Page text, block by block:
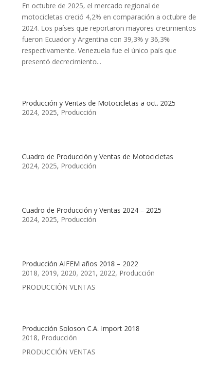
En octubre de 2025, el mercado regional de
motocicletas creció 4,2% en comparación a octubre de
2024. Los países que reportaron mayores crecimientos
fueron Ecuador y Argentina con 39,3% y 36,3%
respectivamente. Venezuela fue el único país que
presentó decrecimiento...
Producción y Ventas de Motocicletas a oct. 2025
2024, 2025, Producción
Cuadro de Producción y Ventas de Motocicletas
2024, 2025, Producción
Cuadro de Producción y Ventas 2024 – 2025
2024, 2025, Producción
Producción AIFEM años 2018 – 2022
2018, 2019, 2020, 2021 , 2022, Producción
PRODUCCIÓN VENTAS
Producción Soloson C.A. Import 2018
2018, Producción
PRODUCCIÓN VENTAS